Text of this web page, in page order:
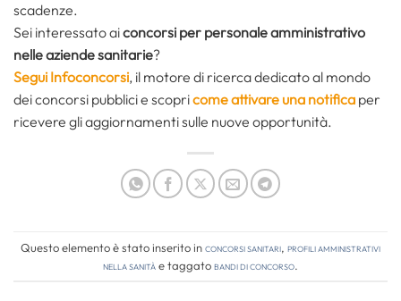
scadenze.
Sei interessato aiconcorsi per personale amministrativo
nelle aziende sanitarie?
Segui Infoconcorsi, il motore di ricerca dedicato al mondo
dei concorsi pubblici e scopricome attivare una notifica per
ricevere gli aggiornamenti sulle nuove opportunità.
Questo elemento è stato inserito inConcorsi Sanitari, Profili amministrativi
nella sanitàe taggatobandi di concorso.